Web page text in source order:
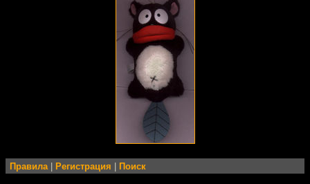
Правила Регистрация Поиск